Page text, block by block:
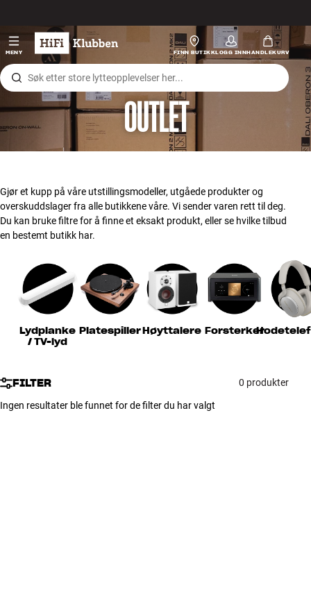
MENY FINN BUTIKKLOGG INNHANDLEKURV
Hi-Fi
Høyttalere
Platespiller
Hodetelefon
Surround
TV
Kabler
OUTLET
Gjør et kupp på våre utstillingsmodeller, utgåede produkter og
overskuddslager fra alle butikkene våre. Vi sender varen rett til deg.
Du kan bruke filtre for å finne et eksakt produkt, eller se hvilke tilbud
en bestemt butikk har.
Lydplanke
/ TV-lyd
PlatespillerHøyttalere Forsterker
FILTER 0 produkter
Ingen resultater ble funnet for de filter du har valgt